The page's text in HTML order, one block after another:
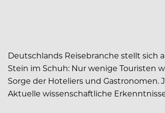
Deutschlands Reisebranche stellt sich
Stein im Schuh: Nur wenige Touristen
Sorge der Hoteliers und
Aktuelle wissenschaftliche